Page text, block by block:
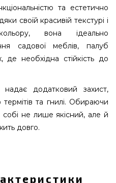
та естетично
своїй красивій текстурі і
вона ідеально
садової меблів, палуб
де необхідна стійкість до
додатковий захист,
та гнилі. Обираючи
не лише якісний, але й
довго.
706 грн. в онлайн